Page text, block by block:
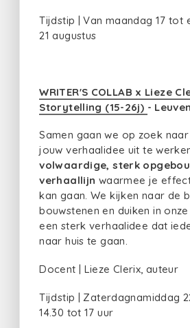
Tijdstip | Van maandag 17 tot
21 augustus
WRITER'S COLLAB x Lieze
Storytelling (15-26j) - Leuven
Samen gaan we op zoek naar
jouw verhaalidee uit te
volwaardige, sterk
verhaallijn waarmee je
kan gaan. We kijken naar de
bouwstenen en duiken in
een sterk verhaalidee dat
naar huis te gaan.
Docent | Lieze Clerix, auteur
Tijdstip | Zaterdagnamiddag
14.30 tot 17 uur